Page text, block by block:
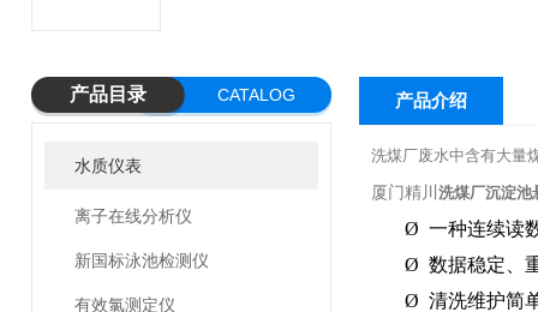
产品目录 CATALOG
水质仪表
离子在线分析仪
新国标泳池检测仪
有效氯测定仪
产品介绍
洗煤厂废水中含有大量
厦门精川 洗煤厂沉淀池
Ø 一种连续读
Ø 数据稳定、
Ø 清洗维护简